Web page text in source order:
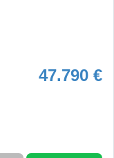
47.790 €